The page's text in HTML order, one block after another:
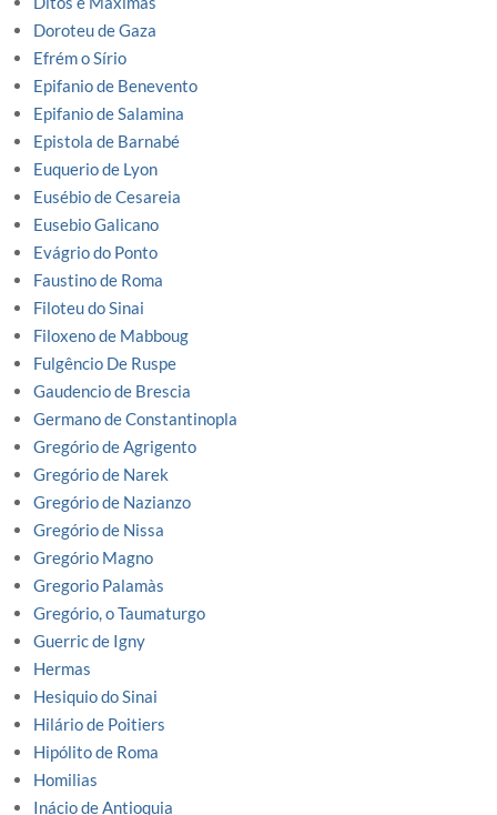
Doroteu de Gaza
Efrém o Sírio
Epifanio de Benevento
Epifanio de Salamina
Epistola de Barnabé
Euquerio de Lyon
Eusébio de Cesareia
Eusebio Galicano
Evágrio do Ponto
Faustino de Roma
Filoteu do Sinai
Filoxeno de Mabboug
Fulgêncio De Ruspe
Gaudencio de Brescia
Germano de Constantinopla
Gregório de Agrigento
Gregório de Narek
Gregório de Nazianzo
Gregório de Nissa
Gregório Magno
Gregorio Palamàs
Gregório, o Taumaturgo
Guerric de Igny
Hermas
Hesiquio do Sinai
Hilário de Poitiers
Hipólito de Roma
Homilias
Inácio de Antioquia